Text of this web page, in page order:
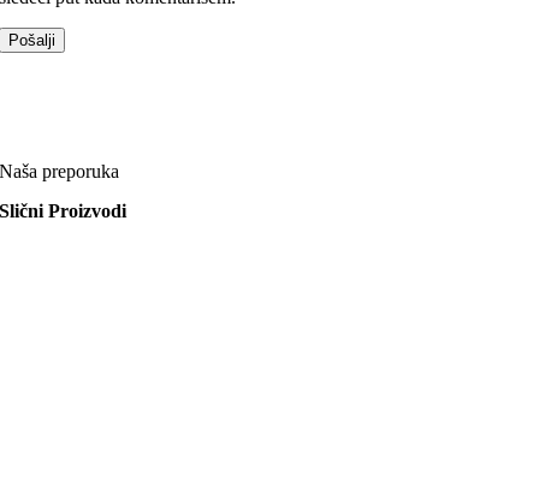
Naša preporuka
Slični Proizvodi